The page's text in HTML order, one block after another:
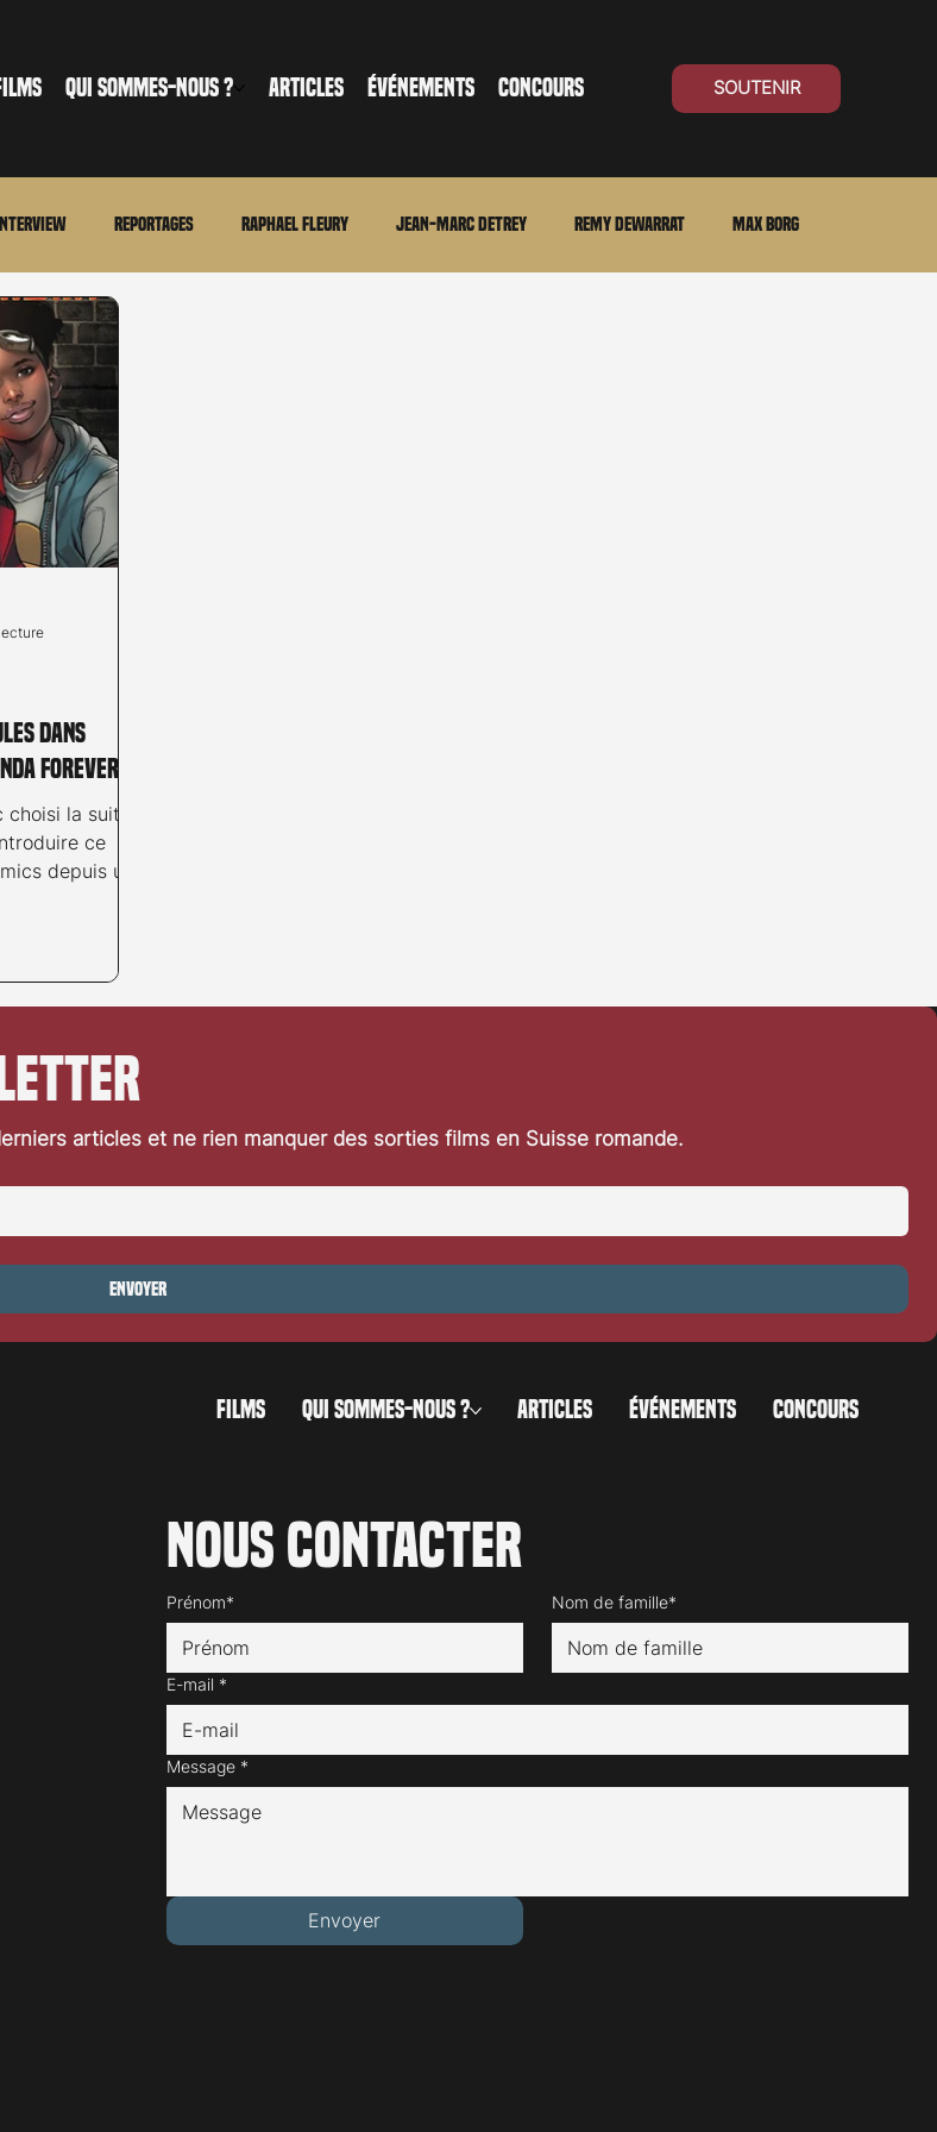
QUI SOMMES-NOUS ? ARTICLES ÉVÉNEMENTS CONCOURS SOUTENIR
Reportages Raphael Fleury Jean-Marc Detrey Remy Dewarrat Max Borg
En bref
Merchandising
dans
Forever
la suite
ce
depuis un
articles et ne rien manquer des sorties films en Suisse romande.
Envoyer
FILMS QUI SOMMES-NOUS ? ARTICLES ÉVÉNEMENTS CONCOURS
Nous contacter
Prénom* Nom de famille*
E-mail *
Message *
Envoyer